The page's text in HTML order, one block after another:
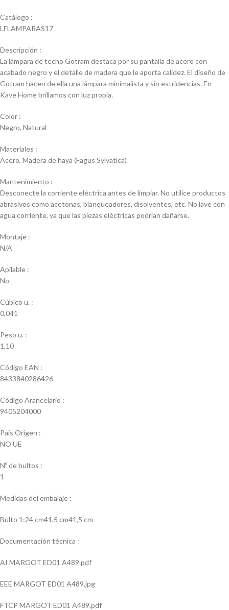
Catálogo :
LFLAMPARAS17
Descripción :
La lámpara de techo Gotram destaca por su pantalla de acero con
acabado negro y el detalle de madera que le aporta calidez. El diseño de
Gotram hacen de ella una lámpara minimalista y sin estridencias. En
Kave Home brillamos con luz propia.
Color :
Negro, Natural
Materiales :
Acero, Madera de haya (Fagus Sylvatica)
Mantenimiento :
Desconecte la corriente eléctrica antes de limpiar. No utilice productos
abrasivos como acetonas, blanqueadores, disolventes, etc. No lave con
agua corriente, ya que las piezas eléctricas podrían dañarse.
Montaje :
N/A
Apilable :
No
Cúbico u. :
0,041
Peso u. :
1,10
Código EAN :
8433840286426
Código Arancelario :
9405204000
País Origen :
NO UE
Nº de bultos :
1
Medidas del embalaje :
Bulto 1:24 cm41,5 cm41,5 cm
Documentación técnica :
AI MARGOT ED01 A489.pdf
EEE MARGOT ED01 A489.jpg
FTCP MARGOT ED01 A489.pdf